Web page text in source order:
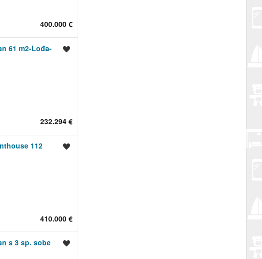
400.000 €
61 m2-Lođa-
232.294 €
112
410.000 €
s 3 sp. sobe